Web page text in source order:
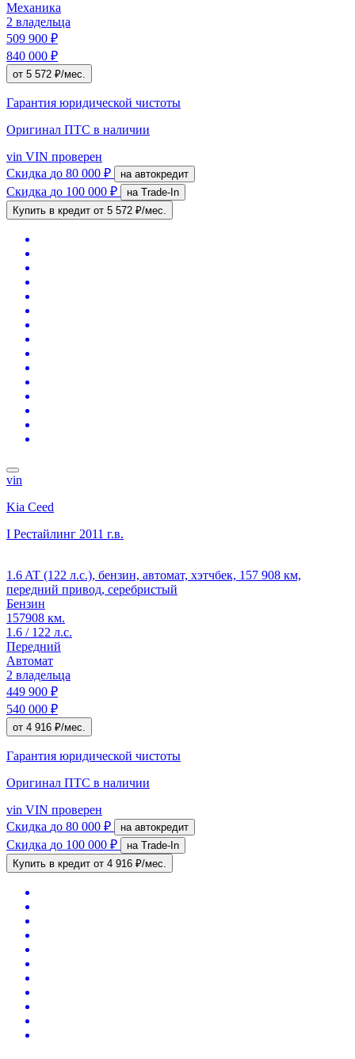
Механика
2 владельца
509 900 ₽
840 000 ₽
от 5 572 ₽/мес.
Гарантия юридической чистоты
Оригинал ПТС в наличии
vin VIN проверен
Скидка до 80 000 ₽ на автокредит
Скидка до 100 000 ₽
на Trade-In
Купить в кредит от 5 572 ₽/мес.
vin
Kia Ceed
I Рестайлинг 2011 г.в.
1.6 AT (122 л.с.), бензин, автомат, хэтчбек, 157 908 км,
передний привод, серебристый
Бензин
157908 км.
1.6 / 122 л.с.
Передний
Автомат
2 владельца
449 900 ₽
540 000 ₽
от 4 916 ₽/мес.
Гарантия юридической чистоты
Оригинал ПТС в наличии
vin VIN проверен
Скидка до 80 000 ₽ на автокредит
Скидка до 100 000 ₽
на Trade-In
Купить в кредит от 4 916 ₽/мес.